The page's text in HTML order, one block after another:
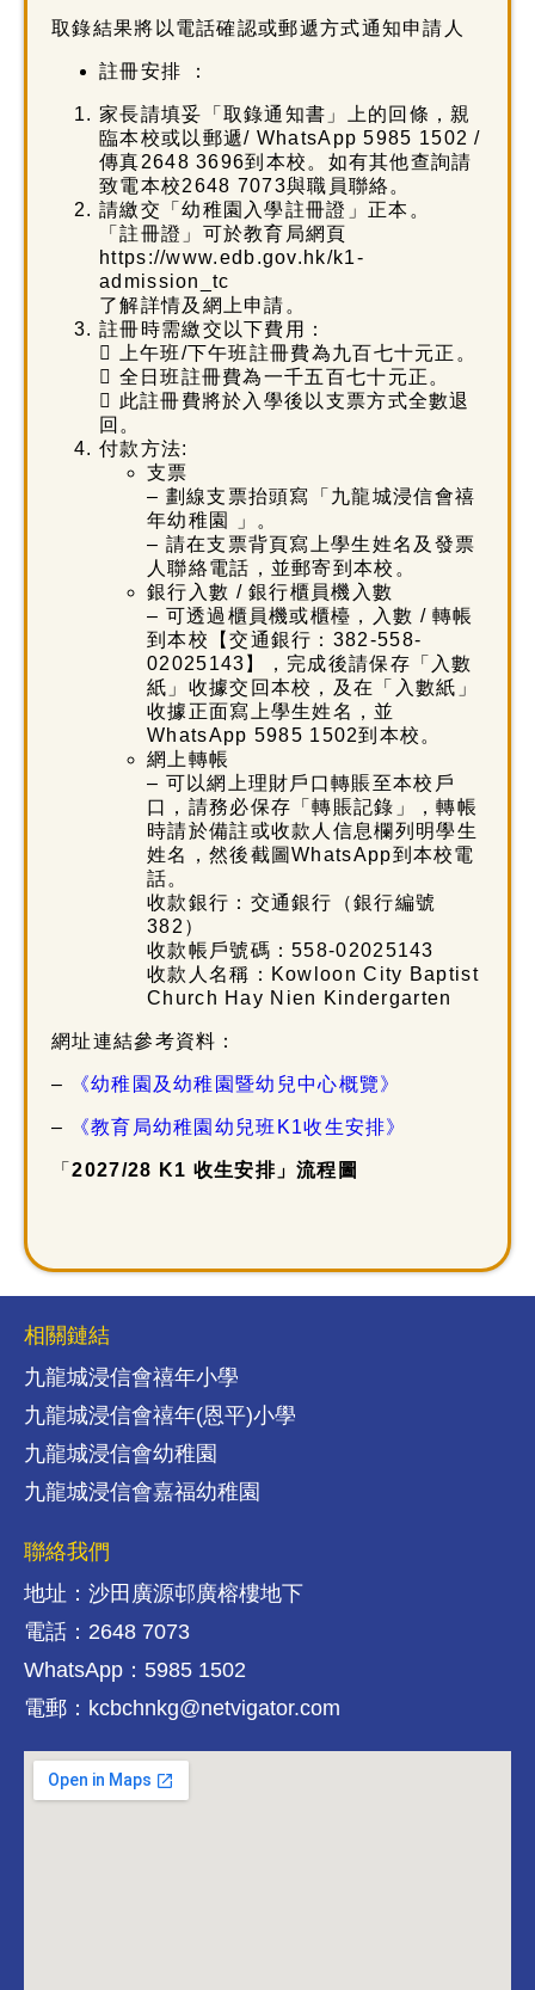
取錄結果將以電話確認或郵遞方式通知申請人
註冊安排 ：
家長請填妥「取錄通知書」上的回條，親
臨本校或以郵遞/ WhatsApp 5985 1502 /
傳真2648 3696到本校。如有其他查詢請
致電本校2648 7073與職員聯絡。
請繳交「幼稚園入學註冊證」正本。
「註冊證」可於教育局網頁
https://www.edb.gov.hk/k1-
admission_tc
了解詳情及網上申請。
註冊時需繳交以下費用：
 上午班/下午班註冊費為九百七十元正。
 全日班註冊費為一千五百七十元正。
 此註冊費將於入學後以支票方式全數退
回。
付款方法:
支票
– 劃線支票抬頭寫「九龍城浸信會禧
年幼稚園 」。
– 請在支票背頁寫上學生姓名及發票
人聯絡電話，並郵寄到本校。
銀行入數 / 銀行櫃員機入數
– 可透過櫃員機或櫃檯，入數 / 轉帳
到本校【交通銀行：382-558-
02025143】，完成後請保存「入數
紙」收據交回本校，及在「入數紙」
收據正面寫上學生姓名，並
WhatsApp 5985 1502到本校。
網上轉帳
– 可以網上理財戶口轉賬至本校戶
口，請務必保存「轉賬記錄」，轉帳
時請於備註或收款人信息欄列明學生
姓名，然後截圖WhatsApp到本校電
話。
收款銀行：交通銀行（銀行編號
382）
收款帳戶號碼：558-02025143
收款人名稱：Kowloon City Baptist
Church Hay Nien Kindergarten
網址連結參考資料：
– 《幼稚園及幼稚園暨幼兒中心概覽》
– 《教育局幼稚園幼兒班K1收生安排》
「2027/28 K1 收生安排」流程圖
相關鏈結
九龍城浸信會禧年小學
九龍城浸信會禧年(恩平)小學
九龍城浸信會幼稚園
九龍城浸信會嘉福幼稚園
聯絡我們
地址：沙田廣源邨廣榕樓地下
電話：2648 7073
WhatsApp：5985 1502
電郵：kcbchnkg@netvigator.com